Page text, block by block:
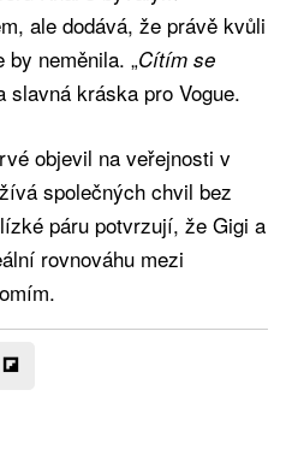
ale dodává, že právě kvůli
by neměnila. „Cítím se
slavná kráska pro Vogue.
objevil na veřejnosti v
společných chvil bez
páru potvrzují, že Gigi a
rovnováhu mezi